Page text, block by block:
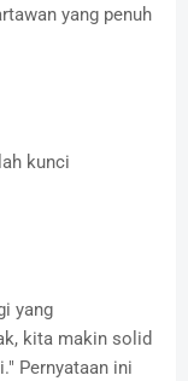
yang penuh
kunci
yang
kita makin solid
Pernyataan ini